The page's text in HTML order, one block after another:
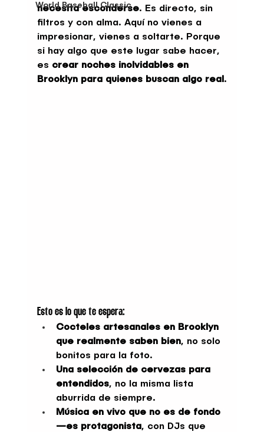
World Baseball Classic
necesita esconderse. Es directo, sin
filtros y con alma. Aquí no vienes a
impresionar, vienes a soltarte. Porque
si hay algo que este lugar sabe hacer,
es crear noches inolvidables en
Brooklyn para quienes buscan algo real .
Esto es lo que te espera:
Cocteles artesanales en Brooklyn
que realmente saben bien, no solo
bonitos para la foto.
Una selección de cervezas para
entendidos, no la misma lista
aburrida de siempre.
Música en vivo que no es de fondo
—es protagonista, con DJs que